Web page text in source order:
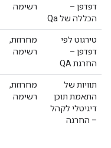
דפדפן –
הכללה של Qa
רשימה
טירגוט לפי
דפדפן –
החרגת QA
מחרוזת,
רשימה
תוויות של
התאמת תוכן
דיגיטלי לקהל
– החרגה
מחרוזת,
רשימה